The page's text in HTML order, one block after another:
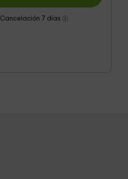
Cancelación 7 días